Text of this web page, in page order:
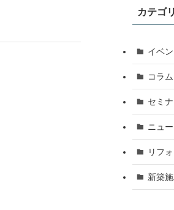
カテゴ
イベン
コラム
セミ
ニュ
リフ
新築